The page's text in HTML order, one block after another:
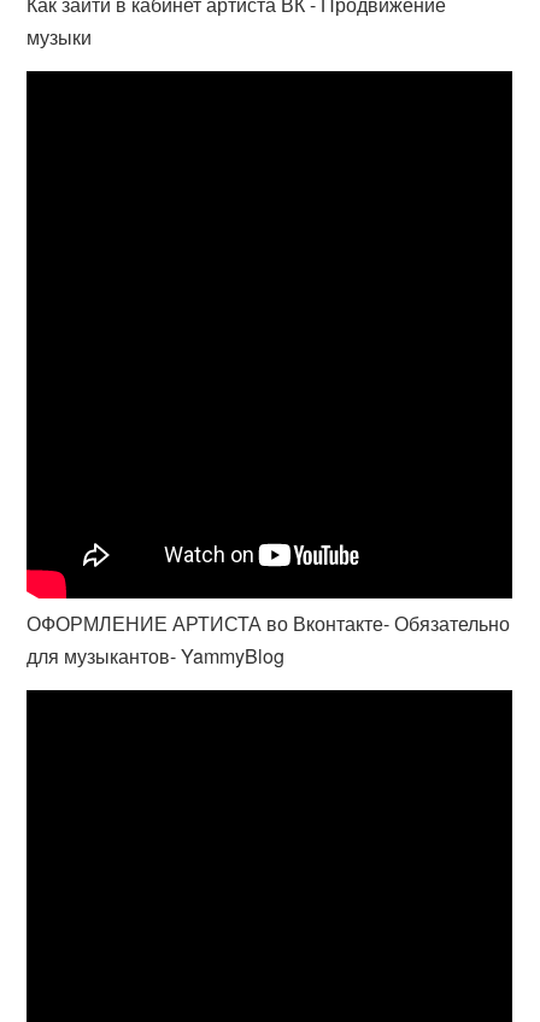
музыки
ОФОРМЛЕНИЕ АРТИСТА во Вконтакте- Обязательно
для музыкантов- YammyBlog